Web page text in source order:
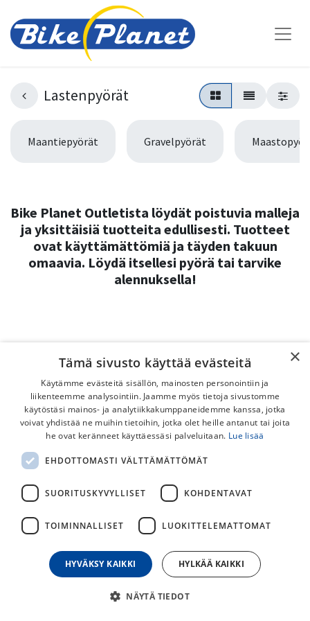
Lastenpyörät
Maantiepyörät Gravelpyörät
Bike Planet Outletista löydät poistuvia malleja
ja yksittäisiä tuotteita edullisesti. Tuotteet
ovat käyttämättömiä ja täyden takuun
omaavia. Löydä itsellesi pyörä tai tarvike
alennuksella!
Tuotetta ei ole asetettu
Tässä kategoriassa ei ole määritelty tuotetta.
×
Tämä sivusto käyttää evästeitä
Käytämme evästeitä sisällön, mainosten personointiin ja
liikenteemme analysointiin. Jaamme myös tietoja sivustomme
käytöstäsi mainos- ja analytiikkakumppaneidemme kanssa, jotka
voivat yhdistää ne muihin tietoihin, jotka olet heille antanut tai joita
he ovat keränneet käyttäessäsi palveluitaan. Lue lisää
EHDOTTOMASTI VÄLTTÄMÄTTÖMÄT
SUORITUSKYVYLLISET KOHDENTAVAT
TOIMINNALLISET LUOKITTELEMATTOMAT
HYVÄKSY KAIKKI HYLKÄÄ KAIKKI
NÄYTÄ TIEDOT